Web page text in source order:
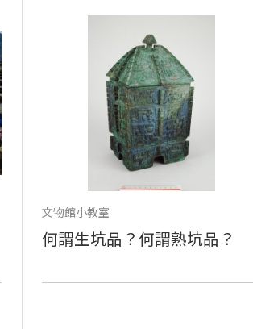
文物館小教室
何謂生坑品？何謂熟坑品？